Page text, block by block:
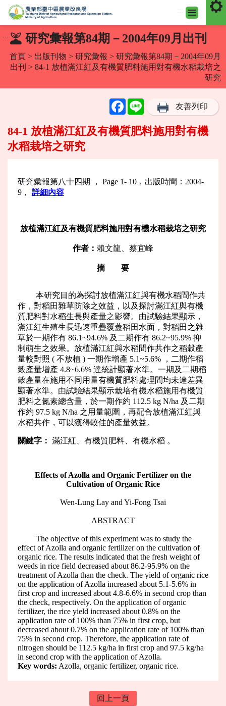
到
::: 研究彙報第84期－2004年09月出刊
首頁 > 出版刊物 > 研究彙報 > 研究彙報第84期－2004年09月
出刊 > 84-1 放植滿江紅及有機質肥料施用對有機水稻栽培之
研究
FacebookLine 友善列印
84-1 放植滿江紅及有機質肥料施用對有機
水稻栽培之研究
研究彙報第八十四期 ， Page 1- 10，出版時間：2004-
9， 詳細內容
放植滿江紅及有機質肥料施用對有機水稻栽培之研究
作者： 賴文龍、蔡宜峰
摘 要
本研究目的為探討放植滿江紅與有機水稻間作共
作，對稻田雜草防除之效益，以及探討滿江紅與有機
質肥料對水稻生長與產量之影響。由試驗結果顯示，
滿江紅生殖生長迅速重疊覆蓋稻田水面，對稻田之雜
草於一期作有 86.1~94.6% 及二期作有 86.2~95.9% 抑
制萌生之效果。放植滿江紅與水稻間作共作之稻穀產
量較對照 ( 不放植 ) 一期作增產 5.1~5.6% ，二期作稻
穀產量增產 4.8~6.6% 達統計顯著水準。一期及二期稻
穀產量在施用不同用量有機質肥料處理間均未達差異
顯著水準。由試驗結果顯示栽培有機水稻施用有機質
肥料之氮素總含量，於一期作約 112.5 kg N/ha 及二期
作約 97.5 kg N/ha 之用量範圍，再配合放植滿江紅與
水稻共作，可以獲得較佳的產量效益。
關鍵字： 滿江紅、有機質肥料、有機水稻 。
Effects of Azolla and Organic Fertilizer on the
Cultivation of Organic Rice
Wen-Lung Lay and Yi-Fong Tsai
ABSTRACT
The objective of this experiment was to study the
effect of Azolla and organic fertilizer on the cultivation of
organic rice. The results indicated that the fresh weight of
weeds in rice field decreased about 86.2-95.9% on the
treatment of Azolla than the check. The yield of organic rice
on the application of Azolla increased about 5.1-5.6% in
first crop and increased about 4.8-6.6% in second crop than
the check, respectively. On the application of organic
fertilizer, the rice yield increased about 0.8% on the
application rate of 100% than 75% in first crop, but
decreased about 0.7% on the application rate of 100% than
75% in second crop. Therefore, the application rate of
nitrogen should be 112.5 kg/ha in first crop and 97.5 kg/ha
in second crop with the application of Azolla.
Key words: Azolla, organic fertilizer, organic rice.
回上一頁